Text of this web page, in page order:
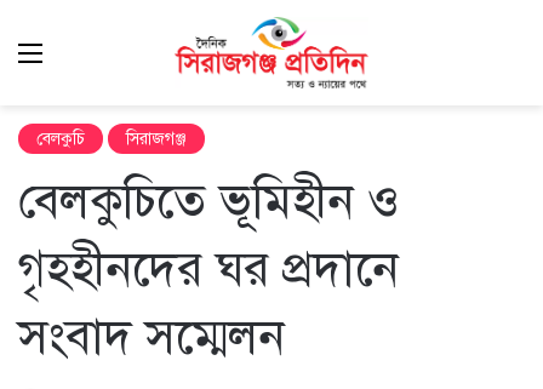
Menu
বেলকুচি সিরাজগঞ্জ
বেলকুচিতে ভূমিহীন ও
গৃহহীনদের ঘর প্রদানে
সংবাদ সম্মেলন